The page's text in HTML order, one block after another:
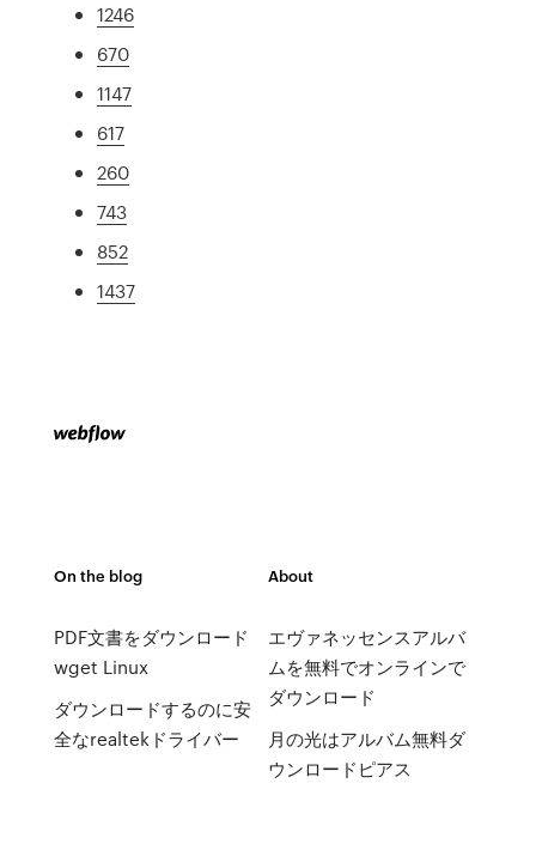
1246
670
1147
617
260
743
852
1437
On the blog
PDF文書をダウンロード
wget Linux
ダウンロードするのに安
全なrealtekドライバー
About
エヴァネッセンスアルバ
ムを無料でオンラインで
ダウンロード
月の光はアルバム無料ダ
ウンロードピアス